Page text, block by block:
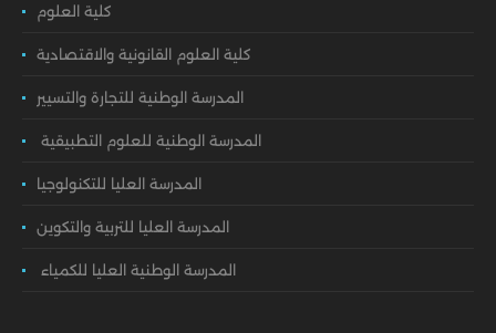
كلية العلوم
كلية العلوم القانونية والاقتصادية
المدرسة الوطنية للتجارة والتسيير
المدرسة الوطنية للعلوم التطبيقية
المدرسة العليا للتكنولوجيا
المدرسة العليا للتربية والتكوين
المدرسة الوطنية العليا للكمياء